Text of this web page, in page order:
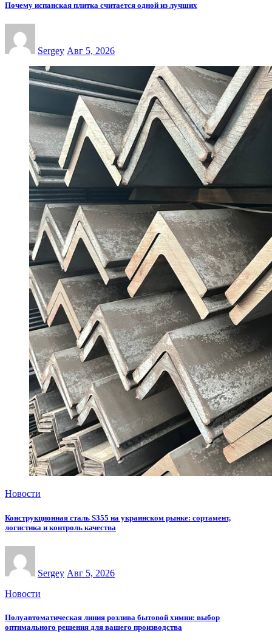
Почему испанская плитка считается одной из лучших
Sergey Авг 5, 2026
Новости
Конструкционная сталь S355 на украинском рынке: сортамент,
логистика и контроль качества
Sergey Авг 5, 2026
Новости
Полуавтоматическая линия розлива бытовой химии: выбор
оптимального решения для вашего производства